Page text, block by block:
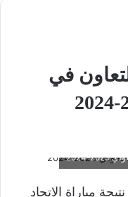
في
2024
مباراة الاتحاد